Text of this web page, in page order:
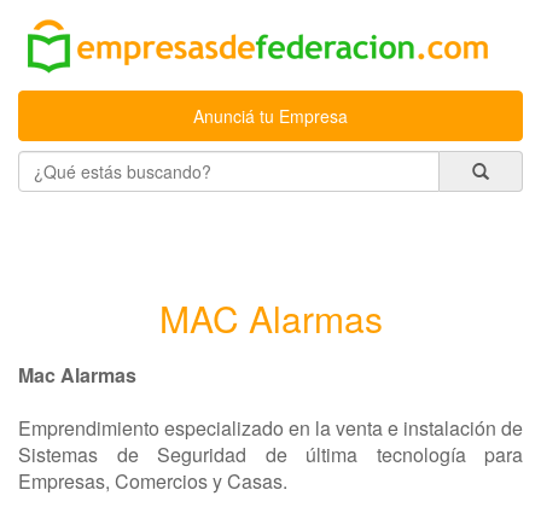
Anunciá tu Empresa
MAC Alarmas
Mac Alarmas
Emprendimiento especializado en la venta e instalación de
Sistemas de Seguridad de última tecnología para
Empresas, Comercios y Casas.